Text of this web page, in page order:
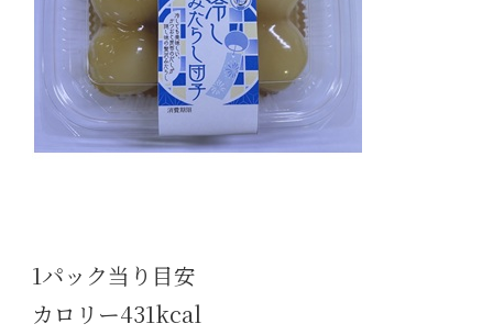
1パック当り目安
カロリー431kcal